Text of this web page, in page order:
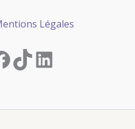
Légales
TikTok
LinkedIn